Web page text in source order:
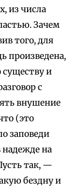
из числа
Зачем
того, для
произведена,
существу и
с
внушение
(это
заповеди
надежде на
так, —
бездну и